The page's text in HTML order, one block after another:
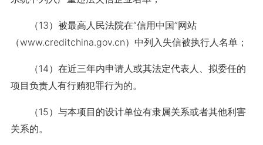
（13）被最高人民法院在“信用中国”网站
（www.creditchina.gov.cn）中列入失信被执行人名单；
（14）在近三年内申请人或其法定代表人、拟委任的
项目负责人有行贿犯罪行为的。
（15）与本项目的设计单位有隶属关系或者其他利害
关系的。